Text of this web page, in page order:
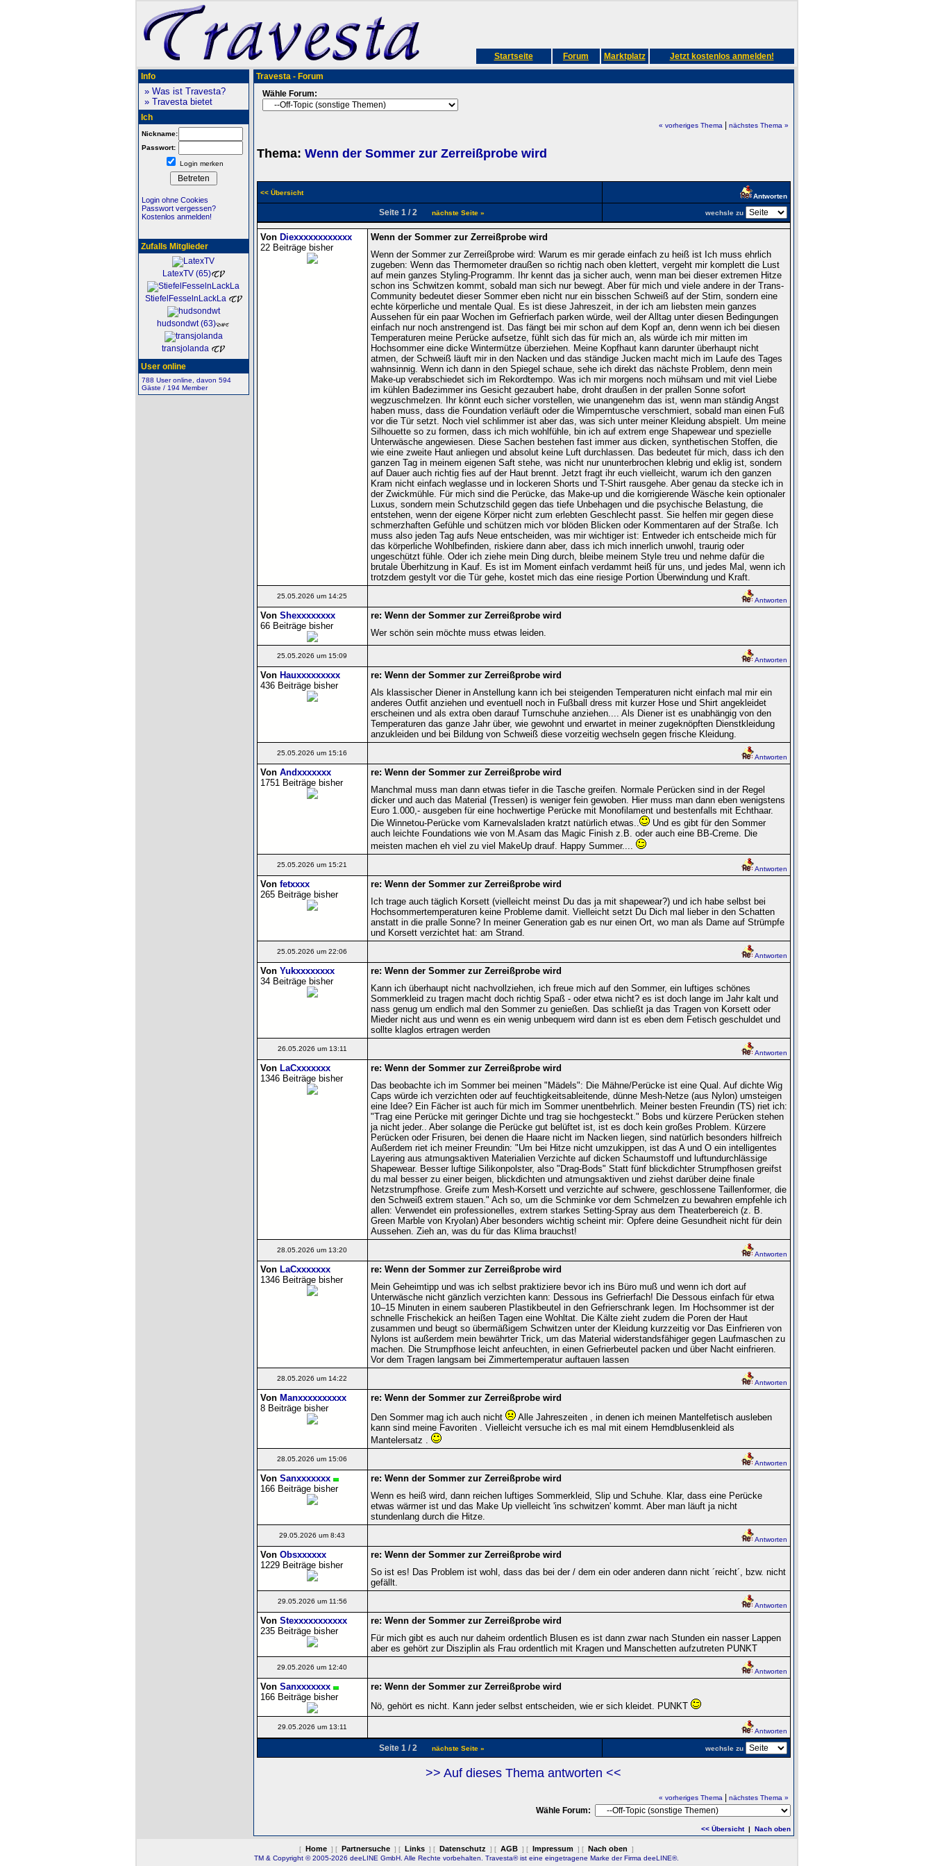
Startseite Forum Marktplatz Jetzt kostenlos anmelden!
Info
» Was ist Travesta?
» Travesta bietet
Ich
Nickname:
Passwort:
Login merken
Login ohne Cookies
Passwort vergessen?
Kostenlos anmelden!
Zufalls Mitglieder
LatexTV (65)
StiefelFesselnLackLa
hudsondwt (63)
transjolanda
User online
788 User online, davon 594
Gäste / 194 Member
Travesta - Forum
Wähle Forum:
« vorheriges Thema| nächstes Thema »
Thema: Wenn der Sommer zur Zerreißprobe wird
<< Übersicht Antworten
Seite 1 / 2 nächste Seite » wechsle zu
Von Diexxxxxxxxxxxx
22 Beiträge bisher
Wenn der Sommer zur Zerreißprobe wird
Wenn der Sommer zur Zerreißprobe wird: Warum es mir gerade einfach zu heiß ist Ich muss ehrlich
zugeben: Wenn das Thermometer draußen so richtig nach oben klettert, vergeht mir komplett die Lust
auf mein ganzes Styling-Programm. Ihr kennt das ja sicher auch, wenn man bei dieser extremen Hitze
schon ins Schwitzen kommt, sobald man sich nur bewegt. Aber für mich und viele andere in der Trans-
Community bedeutet dieser Sommer eben nicht nur ein bisschen Schweiß auf der Stirn, sondern eine
echte körperliche und mentale Qual. Es ist diese Jahreszeit, in der ich am liebsten mein ganzes
Aussehen für ein paar Wochen im Gefrierfach parken würde, weil der Alltag unter diesen Bedingungen
einfach nur noch anstrengend ist. Das fängt bei mir schon auf dem Kopf an, denn wenn ich bei diesen
Temperaturen meine Perücke aufsetze, fühlt sich das für mich an, als würde ich mir mitten im
Hochsommer eine dicke Wintermütze überziehen. Meine Kopfhaut kann darunter überhaupt nicht
atmen, der Schweiß läuft mir in den Nacken und das ständige Jucken macht mich im Laufe des Tages
wahnsinnig. Wenn ich dann in den Spiegel schaue, sehe ich direkt das nächste Problem, denn mein
Make-up verabschiedet sich im Rekordtempo. Was ich mir morgens noch mühsam und mit viel Liebe
im kühlen Badezimmer ins Gesicht gezaubert habe, droht draußen in der prallen Sonne sofort
wegzuschmelzen. Ihr könnt euch sicher vorstellen, wie unangenehm das ist, wenn man ständig Angst
haben muss, dass die Foundation verläuft oder die Wimperntusche verschmiert, sobald man einen Fuß
vor die Tür setzt. Noch viel schlimmer ist aber das, was sich unter meiner Kleidung abspielt. Um meine
Silhouette so zu formen, dass ich mich wohlfühle, bin ich auf extrem enge Shapewear und spezielle
Unterwäsche angewiesen. Diese Sachen bestehen fast immer aus dicken, synthetischen Stoffen, die
wie eine zweite Haut anliegen und absolut keine Luft durchlassen. Das bedeutet für mich, dass ich den
ganzen Tag in meinem eigenen Saft stehe, was nicht nur ununterbrochen klebrig und eklig ist, sondern
auf Dauer auch richtig fies auf der Haut brennt. Jetzt fragt ihr euch vielleicht, warum ich den ganzen
Kram nicht einfach weglasse und in lockeren Shorts und T-Shirt rausgehe. Aber genau da stecke ich in
der Zwickmühle. Für mich sind die Perücke, das Make-up und die korrigierende Wäsche kein optionaler
Luxus, sondern mein Schutzschild gegen das tiefe Unbehagen und die psychische Belastung, die
entstehen, wenn der eigene Körper nicht zum erlebten Geschlecht passt. Sie helfen mir gegen diese
schmerzhaften Gefühle und schützen mich vor blöden Blicken oder Kommentaren auf der Straße. Ich
muss also jeden Tag aufs Neue entscheiden, was mir wichtiger ist: Entweder ich entscheide mich für
das körperliche Wohlbefinden, riskiere dann aber, dass ich mich innerlich unwohl, traurig oder
ungeschützt fühle. Oder ich ziehe mein Ding durch, bleibe meinem Style treu und nehme dafür die
brutale Überhitzung in Kauf. Es ist im Moment einfach verdammt heiß für uns, und jedes Mal, wenn ich
trotzdem gestylt vor die Tür gehe, kostet mich das eine riesige Portion Überwindung und Kraft.
25.05.2026 um 14:25
Antworten
Von Shexxxxxxxx
66 Beiträge bisher
re: Wenn der Sommer zur Zerreißprobe wird
Wer schön sein möchte muss etwas leiden.
25.05.2026 um 15:09
Antworten
Von Hauxxxxxxxxx
436 Beiträge bisher
re: Wenn der Sommer zur Zerreißprobe wird
Als klassischer Diener in Anstellung kann ich bei steigenden Temperaturen nicht einfach mal mir ein
anderes Outfit anziehen und eventuell noch in Fußball dress mit kurzer Hose und Shirt angekleidet
erscheinen und als extra oben darauf Turnschuhe anziehen.... Als Diener ist es unabhängig von den
Temperaturen das ganze Jahr über, wie gewohnt und erwartet in meiner zugeknöpften Dienstkleidung
anzukleiden und bei Bildung von Schweiß diese vorzeitig wechseln gegen frische Kleidung.
25.05.2026 um 15:16
Antworten
Von Andxxxxxxx
1751 Beiträge bisher
re: Wenn der Sommer zur Zerreißprobe wird
Manchmal muss man dann etwas tiefer in die Tasche greifen. Normale Perücken sind in der Regel
dicker und auch das Material (Tressen) is weniger fein gewoben. Hier muss man dann eben wenigstens
Euro 1.000,- ausgeben für eine hochwertige Perücke mit Monofilament und bestenfalls mit Echthaar.
Die Winnetou-Perücke vom Karnevalsladen kratzt natürlich etwas..
Und es gibt für den Sommer
auch leichte Foundations wie von M.Asam das Magic Finish z.B. oder auch eine BB-Creme. Die
meisten machen eh viel zu viel MakeUp drauf. Happy Summer....
25.05.2026 um 15:21
Antworten
Von fetxxxx
265 Beiträge bisher
re: Wenn der Sommer zur Zerreißprobe wird
Ich trage auch täglich Korsett (vielleicht meinst Du das ja mit shapewear?) und ich habe selbst bei
Hochsommertemperaturen keine Probleme damit. Vielleicht setzt Du Dich mal lieber in den Schatten
anstatt in die pralle Sonne? In meiner Generation gab es nur einen Ort, wo man als Dame auf Strümpfe
und Korsett verzichtet hat: am Strand.
25.05.2026 um 22:06
Antworten
Von Yukxxxxxxxx
34 Beiträge bisher
re: Wenn der Sommer zur Zerreißprobe wird
Kann ich überhaupt nicht nachvollziehen, ich freue mich auf den Sommer, ein luftiges schönes
Sommerkleid zu tragen macht doch richtig Spaß - oder etwa nicht? es ist doch lange im Jahr kalt und
nass genug um endlich mal den Sommer zu genießen. Das schließt ja das Tragen von Korsett oder
Mieder nicht aus und wenn es ein wenig unbequem wird dann ist es eben dem Fetisch geschuldet und
sollte klaglos ertragen werden
26.05.2026 um 13:11
Antworten
Von LaCxxxxxxx
1346 Beiträge bisher
re: Wenn der Sommer zur Zerreißprobe wird
Das beobachte ich im Sommer bei meinen "Mädels": Die Mähne/Perücke ist eine Qual. Auf dichte Wig
Caps würde ich verzichten oder auf feuchtigkeitsableitende, dünne Mesh-Netze (aus Nylon) umsteigen
eine Idee? Ein Fächer ist auch für mich im Sommer unentbehrlich. Meiner besten Freundin (TS) riet ich:
"Trag eine Perücke mit geringer Dichte und trag sie hochgesteckt." Bobs und kürzere Perücken stehen
ja nicht jeder.. Aber solange die Perücke gut belüftet ist, ist es doch kein großes Problem. Kürzere
Perücken oder Frisuren, bei denen die Haare nicht im Nacken liegen, sind natürlich besonders hilfreich
Außerdem riet ich meiner Freundin: "Um bei Hitze nicht umzukippen, ist das A und O ein intelligentes
Layering aus atmungsaktiven Materialien Verzichte auf dicken Schaumstoff und luftundurchlässige
Shapewear. Besser luftige Silikonpolster, also "Drag-Bods" Statt fünf blickdichter Strumpfhosen greifst
du mal besser zu einer beigen, blickdichten und atmungsaktiven und ziehst darüber deine finale
Netzstrumpfhose. Greife zum Mesh-Korsett und verzichte auf schwere, geschlossene Taillenformer, die
den Schweiß extrem stauen." Ach so, um die Schminke vor dem Schmelzen zu bewahren empfehle ich
allen: Verwendet ein professionelles, extrem starkes Setting-Spray aus dem Theaterbereich (z. B.
Green Marble von Kryolan) Aber besonders wichtig scheint mir: Opfere deine Gesundheit nicht für dein
Aussehen. Zieh an, was du für das Klima brauchst!
28.05.2026 um 13:20
Antworten
Von LaCxxxxxxx
1346 Beiträge bisher
re: Wenn der Sommer zur Zerreißprobe wird
Mein Geheimtipp und was ich selbst praktiziere bevor ich ins Büro muß und wenn ich dort auf
Unterwäsche nicht gänzlich verzichten kann: Dessous ins Gefrierfach! Die Dessous einfach für etwa
10–15 Minuten in einem sauberen Plastikbeutel in den Gefrierschrank legen. Im Hochsommer ist der
schnelle Frischekick an heißen Tagen eine Wohltat. Die Kälte zieht zudem die Poren der Haut
zusammen und beugt so übermäßigem Schwitzen unter der Kleidung kurzzeitig vor Das Einfrieren von
Nylons ist außerdem mein bewährter Trick, um das Material widerstandsfähiger gegen Laufmaschen zu
machen. Die Strumpfhose leicht anfeuchten, in einen Gefrierbeutel packen und über Nacht einfrieren.
Vor dem Tragen langsam bei Zimmertemperatur auftauen lassen
28.05.2026 um 14:22
Antworten
Von Manxxxxxxxxxx
8 Beiträge bisher
re: Wenn der Sommer zur Zerreißprobe wird
Den Sommer mag ich auch nicht
Alle Jahreszeiten , in denen ich meinen Mantelfetisch ausleben
kann sind meine Favoriten . Vielleicht versuche ich es mal mit einem Hemdblusenkleid als
Mantelersatz .
28.05.2026 um 15:06
Antworten
Von Sanxxxxxxx
166 Beiträge bisher
re: Wenn der Sommer zur Zerreißprobe wird
Wenn es heiß wird, dann reichen luftiges Sommerkleid, Slip und Schuhe. Klar, dass eine Perücke
etwas wärmer ist und das Make Up vielleicht 'ins schwitzen' kommt. Aber man läuft ja nicht
stundenlang durch die Hitze.
29.05.2026 um 8:43
Antworten
Von Obsxxxxxx
1229 Beiträge bisher
re: Wenn der Sommer zur Zerreißprobe wird
So ist es! Das Problem ist wohl, dass das bei der / dem ein oder anderen dann nicht ´reicht´, bzw. nicht
gefällt.
29.05.2026 um 11:56
Antworten
Von Stexxxxxxxxxxx
235 Beiträge bisher
re: Wenn der Sommer zur Zerreißprobe wird
Für mich gibt es auch nur daheim ordentlich Blusen es ist dann zwar nach Stunden ein nasser Lappen
aber es gehört zur Disziplin als Frau ordentlich mit Kragen und Manschetten aufzutreten PUNKT
29.05.2026 um 12:40
Antworten
Von Sanxxxxxxx
166 Beiträge bisher
re: Wenn der Sommer zur Zerreißprobe wird
Nö, gehört es nicht. Kann jeder selbst entscheiden, wie er sich kleidet. PUNKT
29.05.2026 um 13:11
Antworten
Seite 1 / 2 nächste Seite » wechsle zu
>> Auf dieses Thema antworten <<
« vorheriges Thema| nächstes Thema »
Wähle Forum:
<< Übersicht| Nach oben
[ Home ] [ Partnersuche ] [ Links ] [ Datenschutz ] [ AGB ] [ Impressum ] [ Nach oben
]
TM & Copyright © 2005-2026 deeLINE GmbH. Alle Rechte vorbehalten. Travesta® ist eine eingetragene Marke der Firma deeLINE®.